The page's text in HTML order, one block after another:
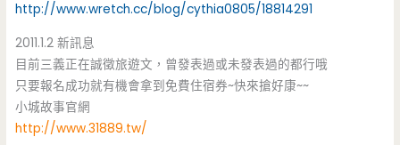
http://www.wretch.cc/blog/cythia0805/18814291
2011.1.2 新訊息
目前三義正在誠徵旅遊文，曾發表過或未發表過的都行哦
只要報名成功就有機會拿到免費住宿券~快來搶好康~~
小城故事官網
http://www.31889.tw/